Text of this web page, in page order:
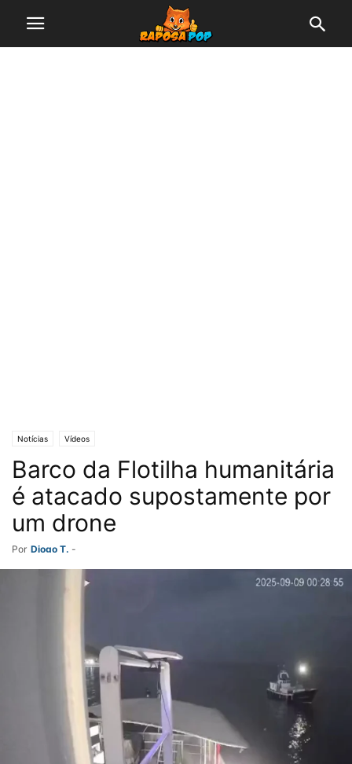
Notícias Vídeos
Barco da Flotilha humanitária
é atacado supostamente por
um drone
Por Diogo T. -